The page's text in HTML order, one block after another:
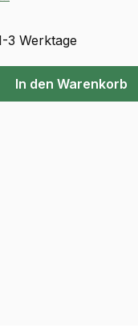
3 Werktage
Wert ein oder
In den Warenkorb